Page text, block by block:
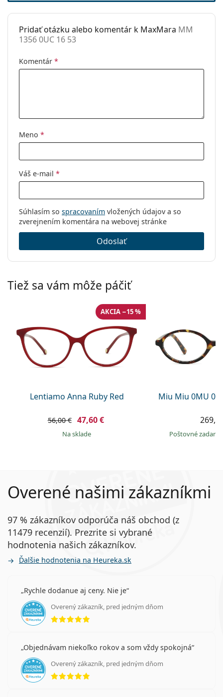
Puzdro:
Áno
handrička:
Áno
Ostatné
Typ:
Dámske
Pridať otázku alebo komentár k MaxMara MM
1356 0UC 16 53
Komentár *
Meno *
Váš e-mail *
Súhlasím so spracovaním vložených údajov a so
zverejnením komentára na webovej stránke
Odoslať
Tiež sa vám môže páčiť
Lentiamo Anna Ruby Red
AKCIA −15 %
56,00 € 47,60 €
na sklade
Miu Miu 0MU
Poštovné
Overené našimi zákazníkmi
97 % zákazníkov odporúča náš obchod (z
11479 recenzií). Prezrite si vybrané
hodnotenia našich zákazníkov.
Ďalšie hodnotenia na Heureka.sk
Rychle dodanue aj ceny. Nie je
Overený zákazník, pred jedným dňom
hodnotenie 5 z 5
Objednávam niekoľko rokov a som vždy spokojná
Overený zákazník, pred jedným dňom
hodnotenie 5 z 5